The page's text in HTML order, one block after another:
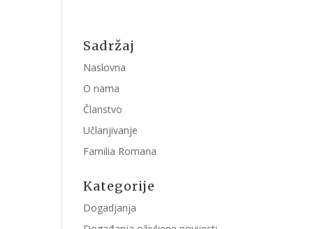
Sadržaj
Naslovna
O nama
Članstvo
Učlanjivanje
Familia Romana
Kategorije
Dogadjanja